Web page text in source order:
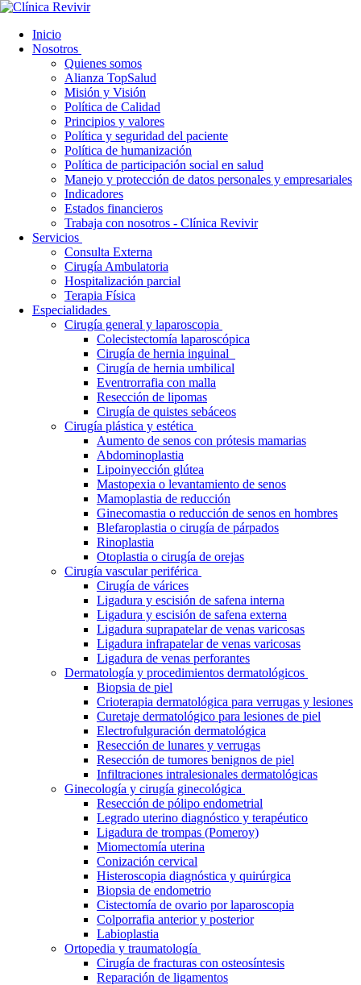
Inicio
Nosotros
Quienes somos
Alianza TopSalud
Misión y Visión
Política de Calidad
Principios y valores
Política y seguridad del paciente
Política de humanización
Política de participación social en salud
Manejo y protección de datos personales y empresariales
Indicadores
Estados financieros
Trabaja con nosotros - Clínica Revivir
Servicios
Consulta Externa
Cirugía Ambulatoria
Hospitalización parcial
Terapia Física
Especialidades
Cirugía general y laparoscopia
Colecistectomía laparoscópica
Cirugía de hernia inguinal
Cirugía de hernia umbilical
Eventrorrafia con malla
Resección de lipomas
Cirugía de quistes sebáceos
Cirugía plástica y estética
Aumento de senos con prótesis mamarias
Abdominoplastia
Lipoinyección glútea
Mastopexia o levantamiento de senos
Mamoplastia de reducción
Ginecomastia o reducción de senos en hombres
Blefaroplastia o cirugía de párpados
Rinoplastia
Otoplastia o cirugía de orejas
Cirugía vascular periférica
Cirugía de várices
Ligadura y escisión de safena interna
Ligadura y escisión de safena externa
Ligadura suprapatelar de venas varicosas
Ligadura infrapatelar de venas varicosas
Ligadura de venas perforantes
Dermatología y procedimientos dermatológicos
Biopsia de piel
Crioterapia dermatológica para verrugas y lesiones
Curetaje dermatológico para lesiones de piel
Electrofulguración dermatológica
Resección de lunares y verrugas
Resección de tumores benignos de piel
Infiltraciones intralesionales dermatológicas
Ginecología y cirugía ginecológica
Resección de pólipo endometrial
Legrado uterino diagnóstico y terapéutico
Ligadura de trompas (Pomeroy)
Miomectomía uterina
Conización cervical
Histeroscopia diagnóstica y quirúrgica
Biopsia de endometrio
Cistectomía de ovario por laparoscopia
Colporrafia anterior y posterior
Labioplastia
Ortopedia y traumatología
Cirugía de fracturas con osteosíntesis
Reparación de ligamentos